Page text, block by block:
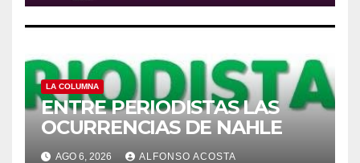
LA COLUMNA
ENTRE PERIODISTAS LAS
OCURRENCIAS DE NAHLE
AGO 6, 2026 ALFONSO ACOSTA